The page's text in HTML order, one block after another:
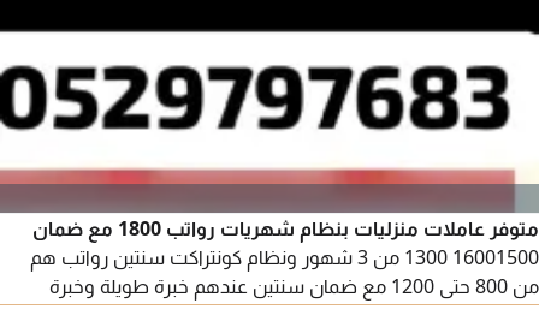
متوفر عاملات منزليات بنظام شهريات رواتب 1800 مع ضمان
16001500 1300 من 3 شهور ونظام كونتراكت سنتين رواتب هم
من 800 حتى 1200 مع ضمان سنتين عندهم خبرة طويلة وخبرة